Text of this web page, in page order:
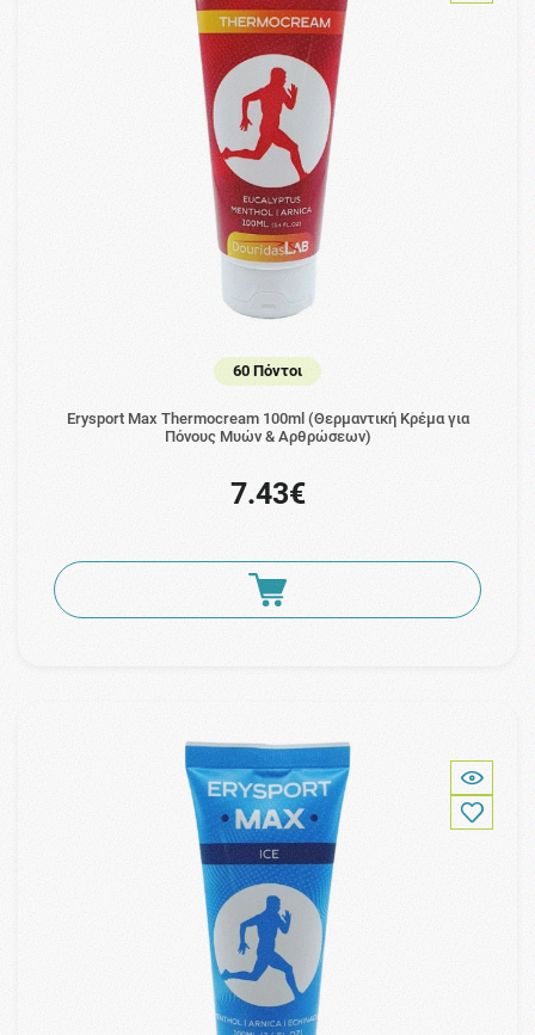
60 Πόντοι
Erysport Max Thermocream 100ml (Θερμαντική Κρέμα για
Πόνους Μυών & Αρθρώσεων)
7.43€